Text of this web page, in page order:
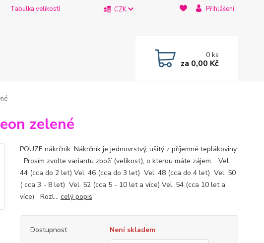
Tabulka velikostí
CZK Přihlášení
0ks
za 0,00 Kč
zelené
POUZE nákrčník. Nákrčník je jednovrstvý, ušitý z příjemné teplákoviny.
Prosím zvolte variantu zboží (velikost), o kterou máte zájem. Vel.
44 (cca do 2 let) Vel. 46 (cca do 3 let) Vel. 48 (cca do 4 let) Vel. 50
( cca 3 - 8 let) Vel. 52 (cca 5 - 10 let a více) Vel. 54 (cca 10 let a
více) Rozl... celý popis
Dostupnost
Není skladem